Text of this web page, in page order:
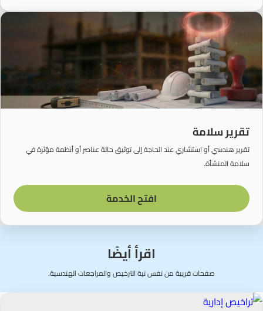
تقرير سلامة
تقرير هندسي أو استشاري عند الحاجة إلى توثيق حالة عناصر أو أنظمة مؤثرة في
سلامة المنشأة.
افتح الخدمة
اقرأ أيضًا
صفحات قريبة من نفس نية الترخيص والمراجعات الهندسية.